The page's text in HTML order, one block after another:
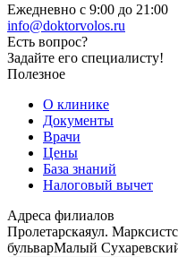
Ежедневно с 9:00 до 21:00
info@doktorvolos.ru
Есть вопрос?
Задайте его специалисту!
Полезное
О клинике
Документы
Врачи
Цены
База знаний
Налоговый вычет
Адреса филиалов
Пролетарскаяул.
бульварМалый